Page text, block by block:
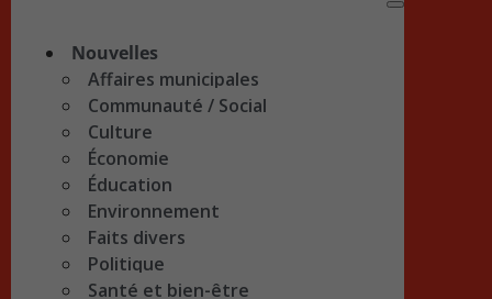
Nouvelles
Affaires municipales
Communauté / Social
Culture
Économie
Éducation
Environnement
Faits divers
Politique
Santé et bien-être